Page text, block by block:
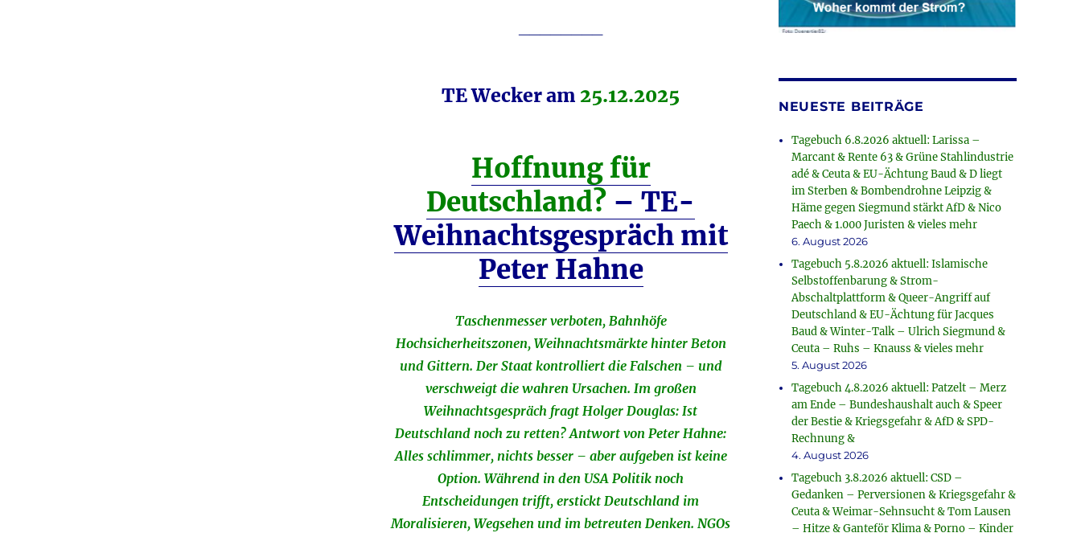
TE Wecker am 25.12.2025
Hoffnung für
Deutschland? – TE-
Weihnachtsgespräch mit
Peter Hahne
Taschenmesser verboten, Bahnhöfe
Hochsicherheitszonen, Weihnachtsmärkte hinter Beton
und Gittern. Der Staat kontrolliert die Falschen – und
verschweigt die wahren Ursachen. Im großen
Weihnachtsgespräch fragt Holger Douglas: Ist
Deutschland noch zu retten? Antwort von Peter Hahne:
Alles schlimmer, nichts besser – aber aufgeben ist keine
Option. Während in den USA Politik noch
Entscheidungen trifft, erstickt Deutschland im
Moralisieren, Wegsehen und im betreuten Denken. NGOs
NEUESTE BEITRÄGE
Tagebuch 6.8.2026 aktuell: Larissa –
Marcant & Rente 63 & Grüne Stahlindustrie
adé & Ceuta & EU-Ächtung Baud & D liegt
im Sterben & Bombendrohne Leipzig &
Häme gegen Siegmund stärkt AfD & Nico
Paech & 1.000 Juristen & vieles mehr
6. August 2026
Tagebuch 5.8.2026 aktuell: Islamische
Selbstoffenbarung & Strom-
Abschaltplattform & Queer-Angriff auf
Deutschland & EU-Ächtung für Jacques
Baud & Winter-Talk – Ulrich Siegmund &
Ceuta – Ruhs – Knauss & vieles mehr
5. August 2026
Tagebuch 4.8.2026 aktuell: Patzelt – Merz
am Ende – Bundeshaushalt auch & Speer
der Bestie & Kriegsgefahr & AfD & SPD-
Rechnung &
4. August 2026
Tagebuch 3.8.2026 aktuell: CSD –
Gedanken – Perversionen & Kriegsgefahr &
Ceuta & Weimar-Sehnsucht & Tom Lausen
– Hitze & Ganteför Klima & Porno – Kinder